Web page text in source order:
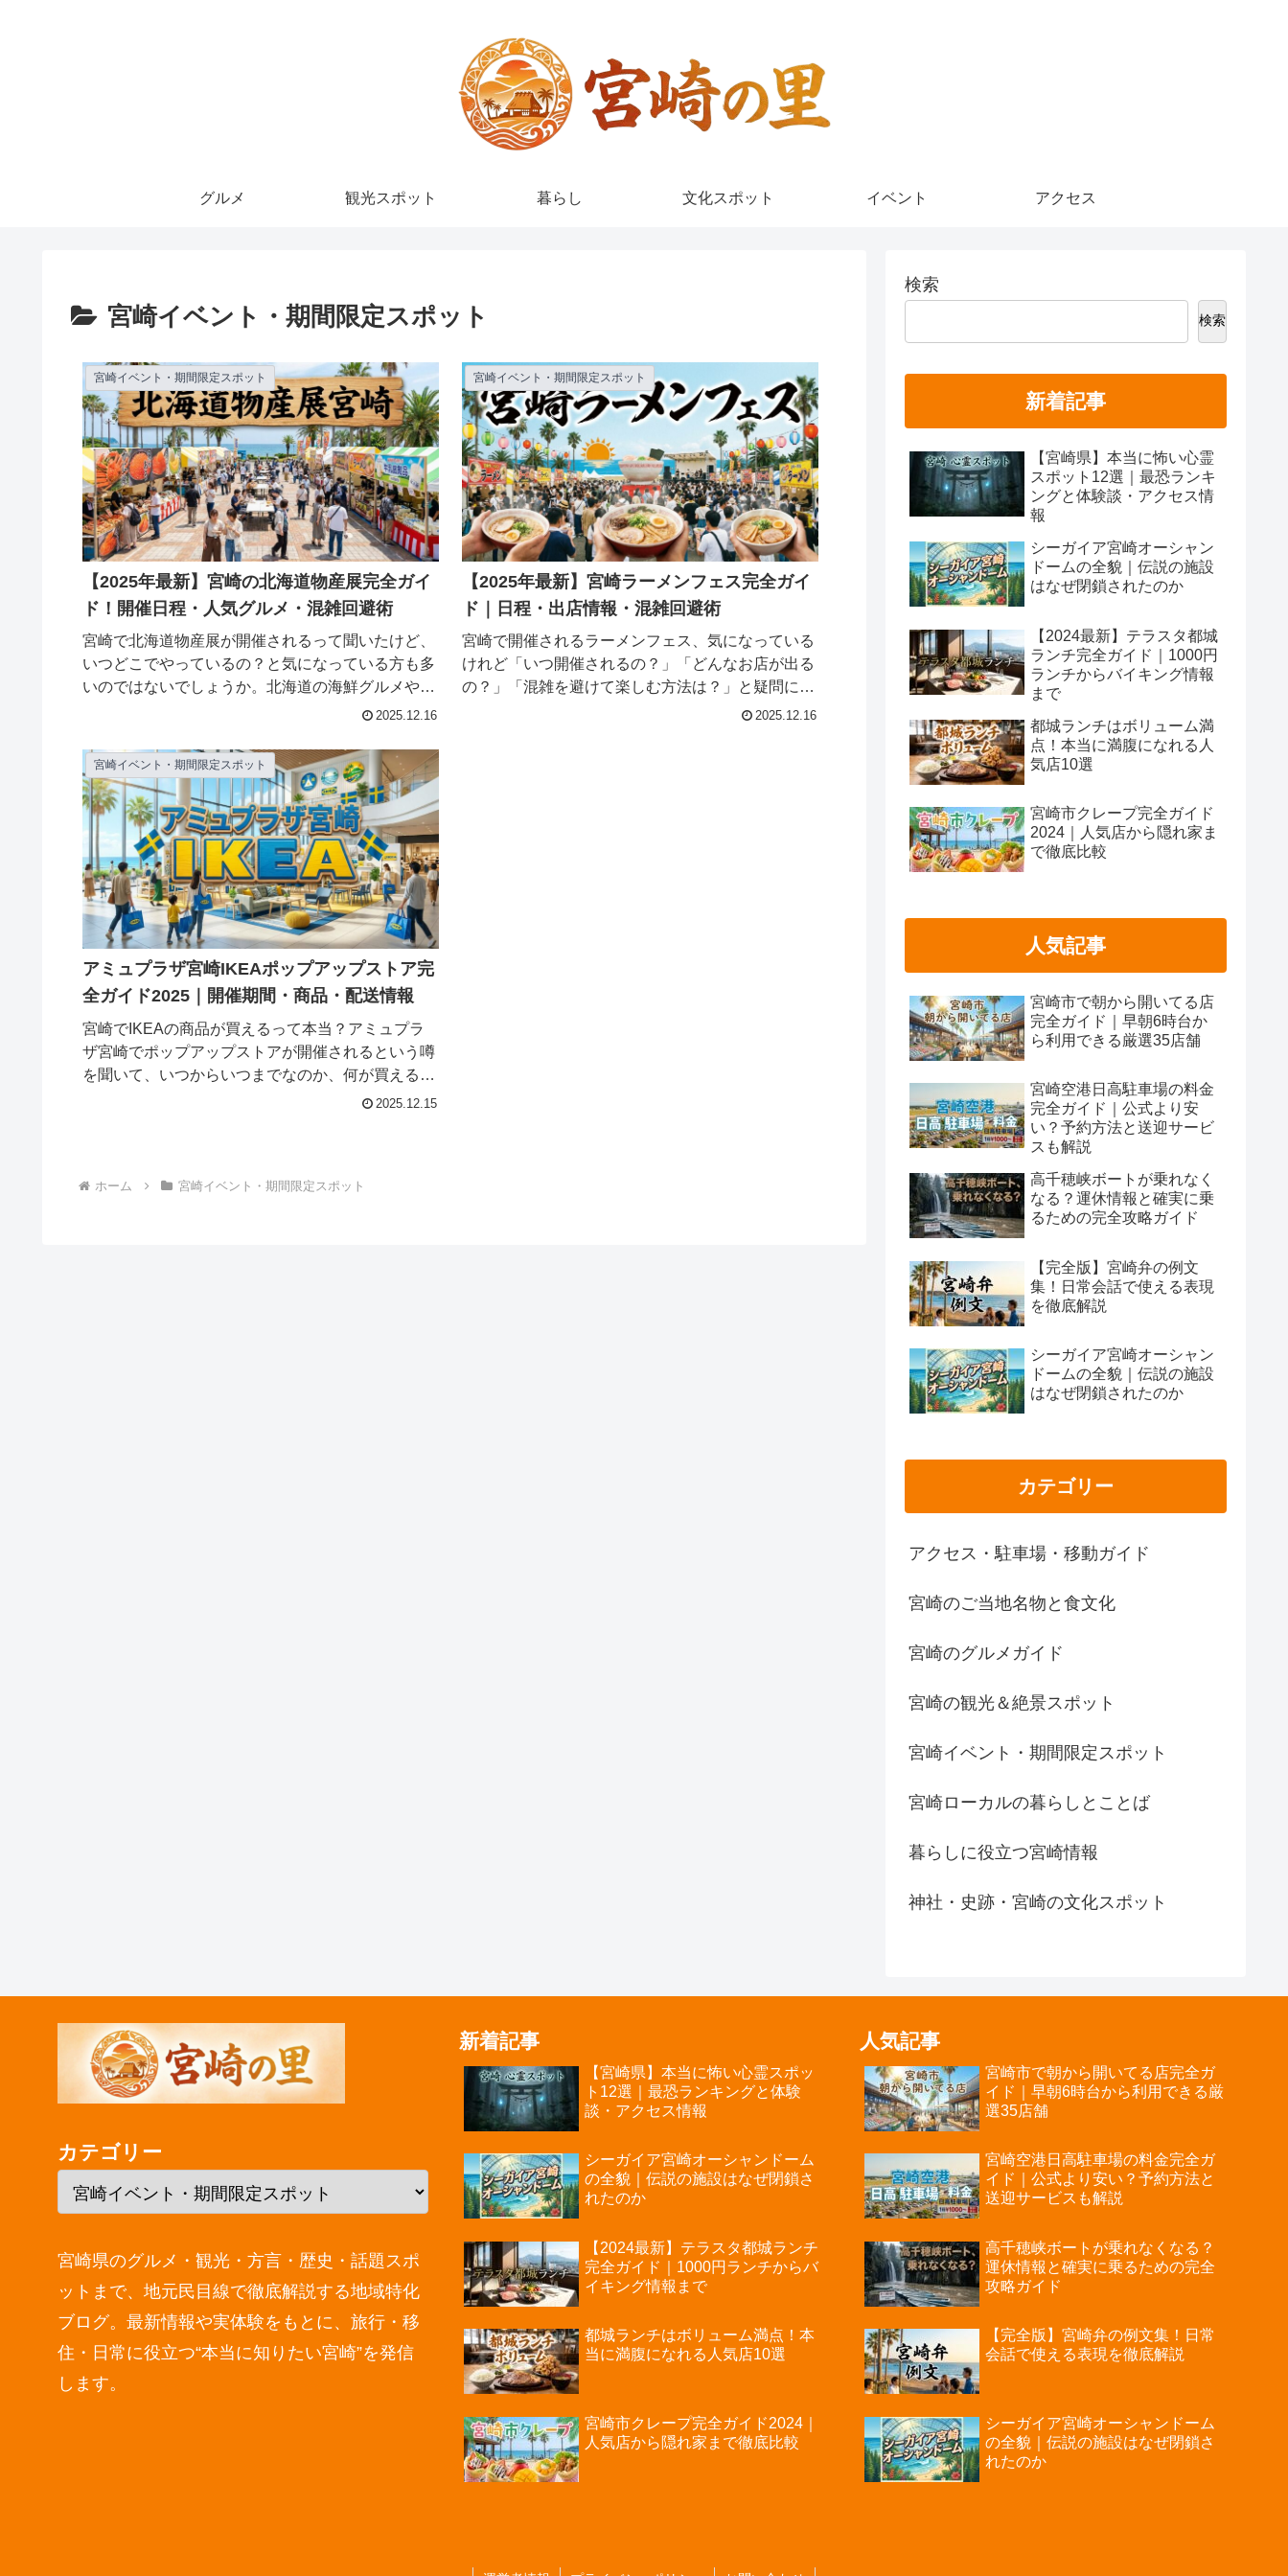
グルメ 観光スポット 暮らし 文化スポット イベント アクセス
宮崎イベント・期間限定スポット
宮崎イベント・期間限定スポット
【2025年最新】宮崎の北海道物産展完全ガイ
ド！開催日程・人気グルメ・混雑回避術
宮崎で北海道物産展が開催されるって聞いたけど、
いつどこでやっているの？と気になっている方も多
いのではないでしょうか。北海道の海鮮グルメや限
定スイーツを宮崎で楽しめるチャンスを逃したくな
道物産展の...
2025.12.16
宮崎イベント・期間限定スポット
【2025年最新】宮崎ラーメンフェス完全ガイ
ド｜日程・出店情報・混雑回避術
宮崎で開催されるラーメンフェス、気になっている
けれど「いつ開催されるの？」「どんなお店が出る
の？」「混雑を避けて楽しむ方法は？」と疑問に思
っていませんか？この記事では、宮崎ラーメンフェ
2025.12.16
宮崎イベント・期間限定スポット
アミュプラザ宮崎IKEAポップアップストア完
全ガイド2025｜開催期間・商品・配送情報
宮崎でIKEAの商品が買えるって本当？アミュプラ
ザ宮崎でポップアップストアが開催されるという噂
を聞いて、いつからいつまでなのか、何が買えるの
か気になっていませんか？宮崎県にはIKEAの常設
2025.12.15
ホーム 宮崎イベント・期間限定スポット
検索
検索
新着記事
【宮崎県】本当に怖い心霊
スポット12選｜最恐ランキ
ングと体験談・アクセス情
報
シーガイア宮崎オーシャン
ドームの全貌｜伝説の施設
はなぜ閉鎖されたのか
【2024最新】テラスタ都城
ランチ完全ガイド｜1000円
ランチからバイキング情報
まで
都城ランチはボリューム満
点！本当に満腹になれる人
気店10選
宮崎市クレープ完全ガイド
2024｜人気店から隠れ家ま
で徹底比較
人気記事
宮崎市で朝から開いてる店
完全ガイド｜早朝6時台か
ら利用できる厳選35店舗
宮崎空港日高駐車場の料金
完全ガイド｜公式より安
い？予約方法と送迎サービ
スも解説
高千穂峡ボートが乗れなく
なる？運休情報と確実に乗
るための完全攻略ガイド
【完全版】宮崎弁の例文
集！日常会話で使える表現
を徹底解説
シーガイア宮崎オーシャン
ドームの全貌｜伝説の施設
はなぜ閉鎖されたのか
カテゴリー
アクセス・駐車場・移動ガイド
宮崎のご当地名物と食文化
宮崎のグルメガイド
宮崎の観光＆絶景スポット
宮崎イベント・期間限定スポット
宮崎ローカルの暮らしとことば
暮らしに役立つ宮崎情報
神社・史跡・宮崎の文化スポット
カテゴリー
宮崎県のグルメ・観光・方言・歴史・話題スポ
ットまで、地元民目線で徹底解説する地域特化
ブログ。最新情報や実体験をもとに、旅行・移
住・日常に役立つ“本当に知りたい宮崎”を発信
します。
新着記事
【宮崎県】本当に怖い心霊スポッ
ト12選｜最恐ランキングと体験
談・アクセス情報
シーガイア宮崎オーシャンドーム
の全貌｜伝説の施設はなぜ閉鎖さ
れたのか
【2024最新】テラスタ都城ランチ
完全ガイド｜1000円ランチからバ
イキング情報まで
都城ランチはボリューム満点！本
当に満腹になれる人気店10選
宮崎市クレープ完全ガイド2024｜
人気店から隠れ家まで徹底比較
人気記事
宮崎市で朝から開いてる店完全ガ
イド｜早朝6時台から利用できる厳
選35店舗
宮崎空港日高駐車場の料金完全ガ
イド｜公式より安い？予約方法と
送迎サービスも解説
高千穂峡ボートが乗れなくなる？
運休情報と確実に乗るための完全
攻略ガイド
【完全版】宮崎弁の例文集！日常
会話で使える表現を徹底解説
シーガイア宮崎オーシャンドーム
の全貌｜伝説の施設はなぜ閉鎖さ
れたのか